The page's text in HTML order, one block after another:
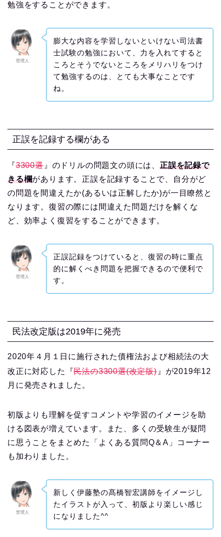
勉強をすることができます。
管理人
膨大な内容を学習しないといけない司法書
士試験の勉強において、力を入れてすると
ころとそうでないところをメリハリをつけ
て勉強するのは、とても大事なことです
ね。
正誤を記録する欄がある
『3300選 』のドリルの問題文の頭には、正誤を記録で
きる欄があります。正誤を記録することで、自分がど
の問題を間違えたか(あるいは正解したか)が一目瞭然と
なります。復習の際には間違えた問題だけを解くな
ど、効率よく復習をすることができます。
管理人
正誤記録をつけていると、復習の時に重点
的に解くべき問題を把握できるので便利で
す。
民法改定版は2019年に発売
2020年４月１日に施行された債権法および相続法の大
改正に対応した『民法の3300選(改定版) 』が2019年12
月に発売されました。
初版よりも理解を促すコメントや学習のイメージを助
ける図表が増えています。また、多くの受験生が疑問
に思うことをまとめた「よくある質問Q＆A」コーナー
も加わりました。
管理人
新しく伊藤塾の髙橋智宏講師をイメージし
たイラストが入って、初版より楽しい感じ
になりました^^